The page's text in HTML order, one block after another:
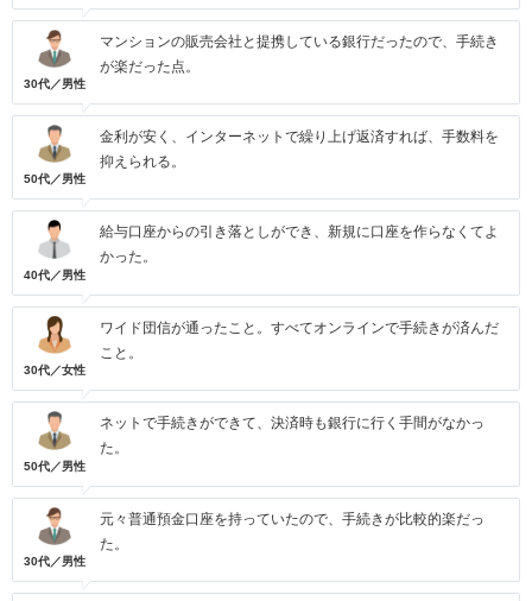
30代／男性
マンションの販売会社と提携している銀行だったので、手続き
が楽だった点。
50代／男性
金利が安く、インターネットで繰り上げ返済すれば、手数料を
抑えられる。
40代／男性
給与口座からの引き落としができ、新規に口座を作らなくてよ
かった。
30代／女性
ワイド団信が通ったこと。すべてオンラインで手続きが済んだ
こと。
50代／男性
ネットで手続きができて、決済時も銀行に行く手間がなかっ
た。
30代／男性
元々普通預金口座を持っていたので、手続きが比較的楽だっ
た。